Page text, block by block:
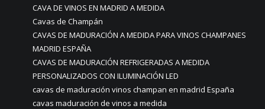
CAVA DE VINOS EN MADRID A MEDIDA
Cavas de Champán
CAVAS DE MADURACIÓN A MEDIDA PARA VINOS CHAMPANES
MADRID ESPAÑA
CAVAS DE MADURACIÓN REFRIGERADAS A MEDIDA
PERSONALIZADOS CON ILUMINACIÓN LED
cavas de maduración vinos champan en madrid España
cavas maduración de vinos a medida